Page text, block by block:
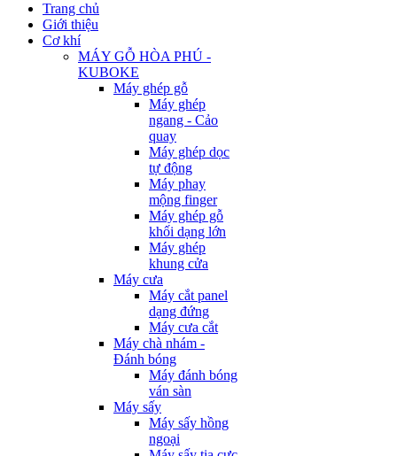
Trang chủ
Giới thiệu
Cơ khí
MÁY GỖ HÒA PHÚ -
KUBOKE
Máy ghép gỗ
Máy ghép
ngang - Cảo
quay
Máy ghép dọc
tự động
Máy phay
mộng finger
Máy ghép gỗ
khối dạng lớn
Máy ghép
khung cửa
Máy cưa
Máy cắt panel
dạng đứng
Máy cưa cắt
Máy chà nhám -
Đánh bóng
Máy đánh bóng
ván sàn
Máy sấy
Máy sấy hồng
ngoại